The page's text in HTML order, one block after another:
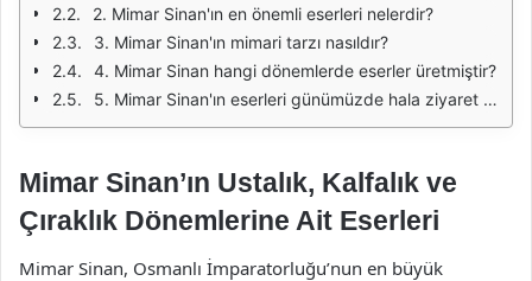
2. Mimar Sinan'ın en önemli eserleri nelerdir?
3. Mimar Sinan'ın mimari tarzı nasıldır?
4. Mimar Sinan hangi dönemlerde eserler üretmiştir?
5. Mimar Sinan'ın eserleri günümüzde hala ziyaret ediliyor mu?
Mimar Sinan’ın Ustalık, Kalfalık ve
Çıraklık Dönemlerine Ait Eserleri
Mimar Sinan, Osmanlı İmparatorluğu’nun en büyük